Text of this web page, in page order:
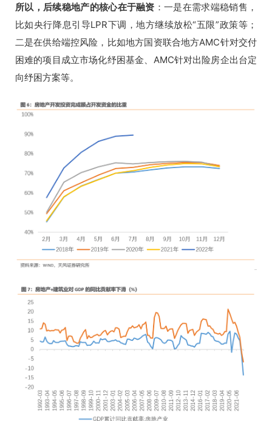
所以，后续稳地产的核心在于融资 ：一是在需求端稳销售，
比如央行降息引导LPR下调，地方继续放松“五限”政策等；
二是在供给端控风险，比如地方国资联合地方AMC针对交付
困难的项目成立市场化纾困基金、AMC针对出险房企出台定
向纾困方案等。